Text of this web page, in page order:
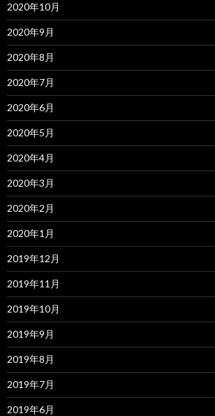
2020年10月
2020年9月
2020年8月
2020年7月
2020年6月
2020年5月
2020年4月
2020年3月
2020年2月
2020年1月
2019年12月
2019年11月
2019年10月
2019年9月
2019年8月
2019年7月
2019年6月